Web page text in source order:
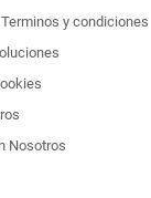
y condiciones
Nosotros